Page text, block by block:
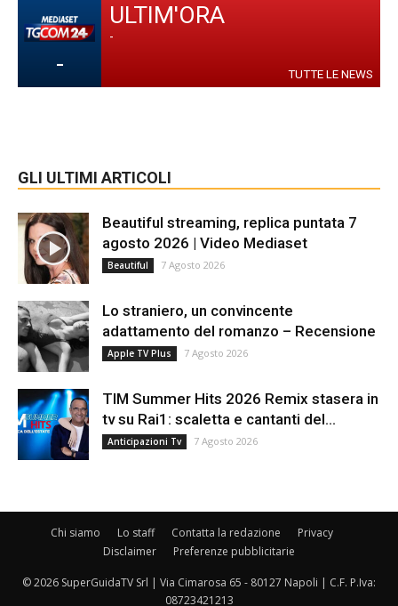
-
ULTIM'ORA
-
TUTTE LE NEWS
GLI ULTIMI ARTICOLI
Beautiful streaming, replica puntata 7
agosto 2026 | Video Mediaset
Beautiful 7 Agosto 2026
Lo straniero, un convincente
adattamento del romanzo – Recensione
Apple TV Plus 7 Agosto 2026
TIM Summer Hits 2026 Remix stasera in
tv su Rai1: scaletta e cantanti del...
Anticipazioni Tv 7 Agosto 2026
Chi siamo Lo staff Contatta la redazione
Privacy
Disclaimer
Preferenze pubblicitarie
© 2026 SuperGuidaTV Srl | Via Cimarosa 65 - 80127 Napoli | C.F. P.Iva:
08723421213